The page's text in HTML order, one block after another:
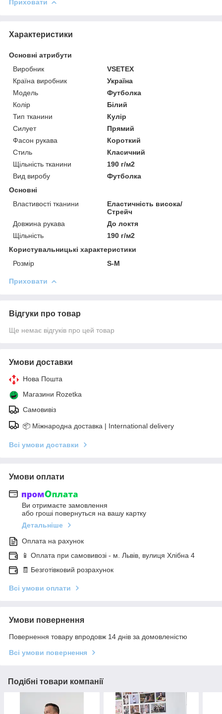
Приховати
Характеристики
Основні атрибути
Виробник
VSETEX
Країна виробник
Україна
Модель
Футболка
Колір
Білий
Тип тканини
Кулір
Силует
Прямий
Фасон рукава
Короткий
Стиль
Класичний
Щільність тканини
190 г/м2
Вид виробу
Футболка
Основні
Властивості тканини
Еластичність висока/
Стрейч
Довжина рукава
До локтя
Щільність
190 г/м2
Користувальницькі характеристики
Розмір
S-M
Приховати
Відгуки про товар
Ще немає відгуків про цей товар
Умови доставки
Нова Пошта
Магазини Rozetka
Самовивіз
📦 Міжнародна доставка | International delivery
Всі умови доставки
Умови оплати
Ви отримаєте замовлення
або гроші повернуться на вашу картку
Детальніше
Оплата на рахунок
📱 Оплата при самовивозі - м. Львів, вулиця Хлібна 4
🧾 Безготівковий розрахунок
Всі умови оплати
Умови повернення
Повернення товару впродовж 14 днів за домовленістю
Всі умови повернення
Подібні товари компанії